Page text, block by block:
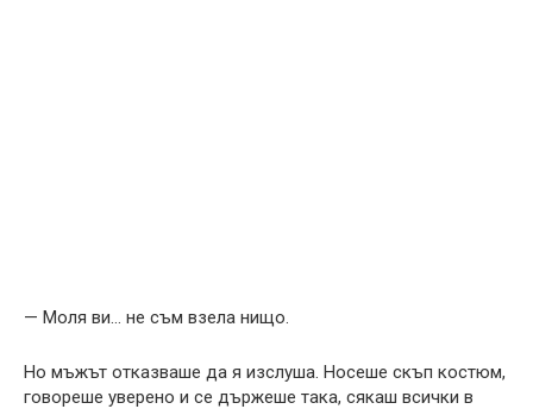
— Моля ви… не съм взела нищо.
Но мъжът отказваше да я изслуша. Носеше скъп костюм,
говореше уверено и се държеше така, сякаш всички в